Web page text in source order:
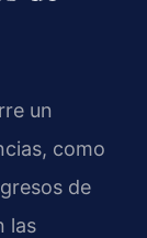
un
como
de
las